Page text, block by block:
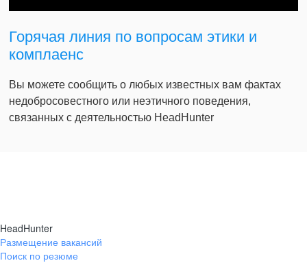
Горячая линия по вопросам этики и
комплаенс
Вы можете сообщить о любых известных вам фактах
недобросовестного или неэтичного поведения,
связанных с деятельностью HeadHunter
HeadHunter
Размещение вакансий
Поиск по резюме